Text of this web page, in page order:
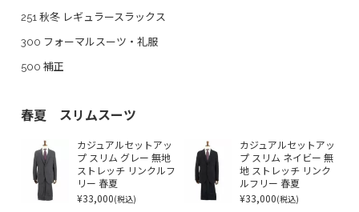
251 秋冬 レギュラースラックス
300 フォーマルスーツ・礼服
500 補正
春夏 スリムスーツ
カジュアルセットアッ
プ スリム グレー 無地
ストレッチ リンクルフ
リー 春夏
¥33,000(税込)
カジュアルセットアッ
プ スリム ネイビー 無
地 ストレッチ リンク
ルフリー 春夏
¥33,000(税込)